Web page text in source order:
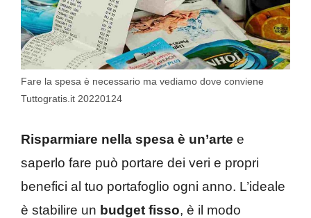
Fare la spesa è necessario ma vediamo dove conviene
Tuttogratis.it 20220124
Risparmiare nella spesa è un’arte e
saperlo fare può portare dei veri e propri
benefici al tuo portafoglio ogni anno. L’ideale
è stabilire un budget fisso, è il modo